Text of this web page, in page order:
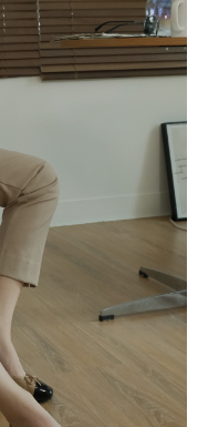
跳轉至「AFTEE先享後付」
成結帳。
連結，可透過四大超商／
易完成。
若您需要取消訂單，請聯絡
為有效，需透過AFTEE先享
頁面顯示為準，若有關於
請聯繫「AFTEE先享後付
support/home
先享後付」服務完成之交
將交易相關給付款項請求債
人之同意方可使用
損失，本公司不負相關責
查看運費